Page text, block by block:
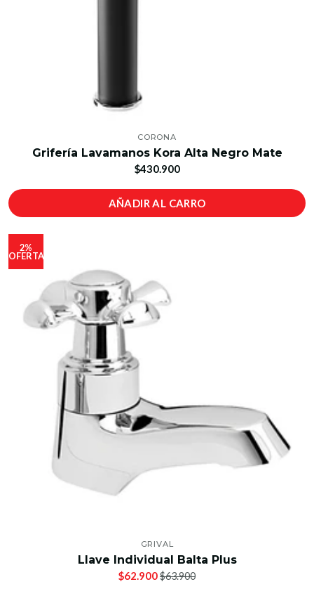
CORONA
Grifería Lavamanos Kora Alta Negro Mate
$430.900
AÑADIR AL CARRO
2%
OFERTA
GRIVAL
Llave Individual Balta Plus
$62.900$63.900